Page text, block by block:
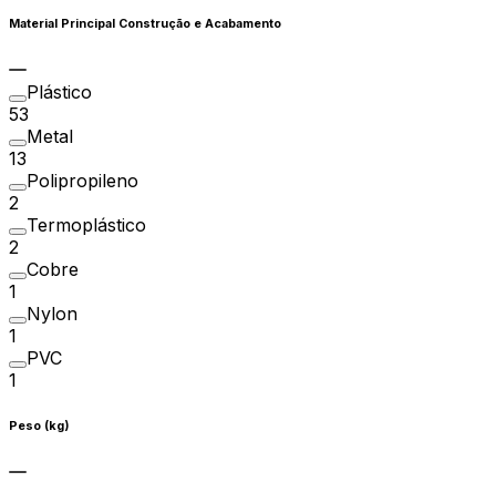
Material Principal Construção e Acabamento
Plástico
53
Metal
13
Polipropileno
2
Termoplástico
2
Cobre
1
Nylon
1
PVC
1
Peso (kg)